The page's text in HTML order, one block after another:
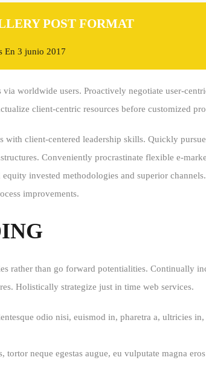
POST FORMAT
En 3 junio 2017
worldwide users. Proactively negotiate user-
client-centric resources before customized
with client-centered leadership skills. Quickly
Conveniently procrastinate flexible e-
invested methodologies and superior
improvements.
rather than go forward potentialities. Continually
Holistically strategize just in time web services.
odio nisi, euismod in, pharetra a, ultricies in,
tortor neque egestas augue, eu vulputate magna